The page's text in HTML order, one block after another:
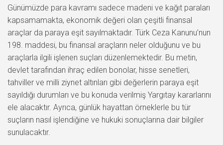
Günümüzde para kavramı sadece madeni ve kağıt paraları
kapsamamakta, ekonomik değeri olan çeşitli finansal
araçlar da paraya eşit sayılmaktadır. Türk Ceza Kanunu’nun
198. maddesi, bu finansal araçların neler olduğunu ve bu
araçlarla ilgili işlenen suçları düzenlemektedir. Bu metin,
devlet tarafından ihraç edilen bonolar, hisse senetleri,
tahviller ve milli ziynet altınları gibi değerlerin paraya eşit
sayıldığı durumları ve bu konuda verilmiş Yargıtay kararlarını
ele alacaktır. Ayrıca, günlük hayattan örneklerle bu tür
suçların nasıl işlendiğine ve hukuki sonuçlarına dair bilgiler
sunulacaktır.